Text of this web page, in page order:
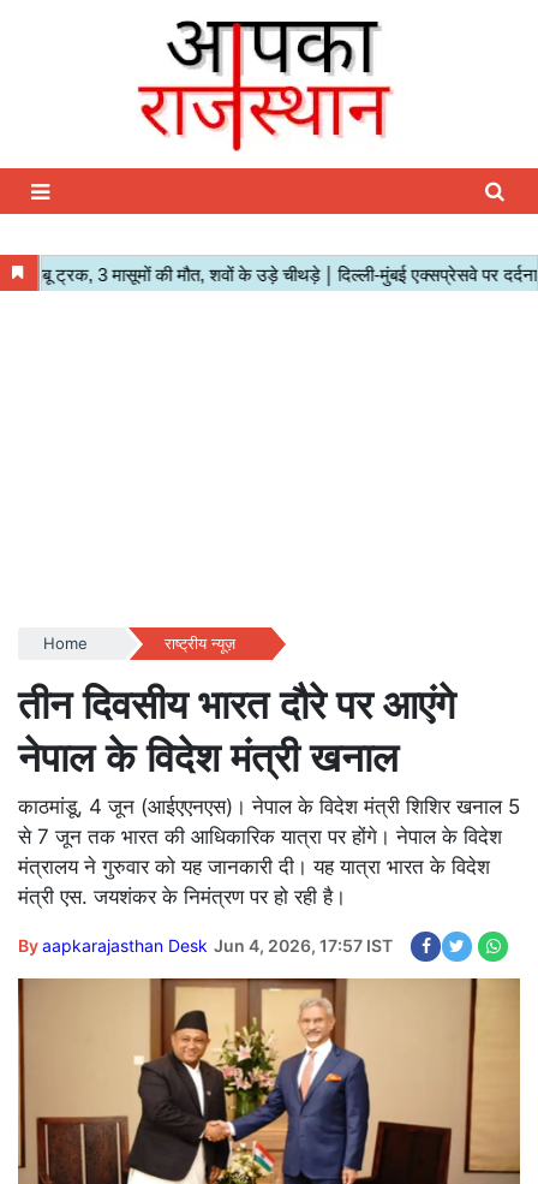
Home राष्ट्रीय न्यूज़
तीन दिवसीय भारत दौरे पर आएंगे
नेपाल के विदेश मंत्री खनाल
काठमांडू, 4 जून (आईएएनएस)। नेपाल के विदेश मंत्री शिशिर खनाल 5
से 7 जून तक भारत की आधिकारिक यात्रा पर होंगे। नेपाल के विदेश
मंत्रालय ने गुरुवार को यह जानकारी दी। यह यात्रा भारत के विदेश
मंत्री एस. जयशंकर के निमंत्रण पर हो रही है।
Byaapkarajasthan Desk Jun 4, 2026, 17:57 IST